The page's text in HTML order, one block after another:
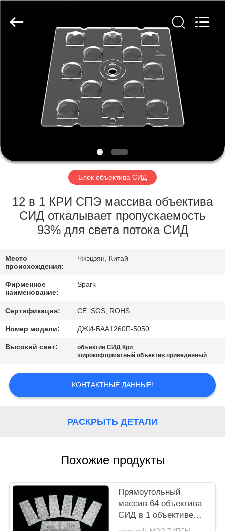
ДОМОЙ
ПРОДУКТЫ
ЭКСКУРСИЯ
ЗАВОДУ
КОНТРОЛЬ
СВЯЖИТЕСЬ
С
НАМИ
НОВОСТИ
СЛУЧАИ
ПОЛИТИКА
УЕДИНЕНИЯ
Co.,
Блок объектива СИД
12 в 1 КРИ СПЭ массива объектива
СИД откалывает пропускаемость
93% для света потока СИД
Место
происхождения:
Чжэцзян, Китай
Фирменное
наименование:
Spark
Сертификация: CE, SGS, ROHS
Номер модели: ДЖИ-БАА1260П-5050
Высокий свет: объектив СИД Кри,
широкоформатный объектив приведенный
КОНТАКТНЫЕ ДАННЫЕ!
РАСКРЫТЬ ДЕТАЛИ
Похожие продукты
Прямоугольный
массив 64 объектива
СИД в 1 объективе
уличного света СИД